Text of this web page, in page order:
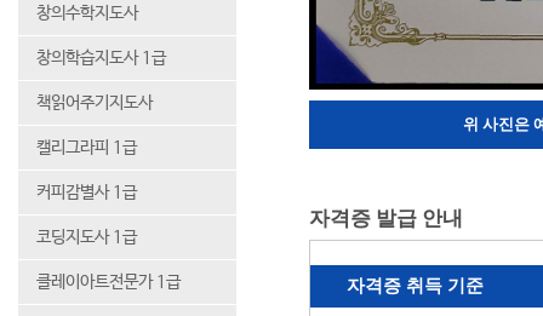
창의수학지도사
창의학습지도사 1급
책읽어주기지도사
캘리그라피 1급
커피감별사 1급
코딩지도사 1급
클레이아트전문가 1급
위 사진은
자격증 발급 안내
자격증 취득 기준